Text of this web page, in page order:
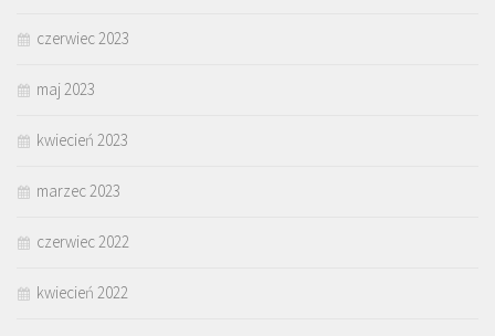
czerwiec 2023
maj 2023
kwiecień 2023
marzec 2023
czerwiec 2022
kwiecień 2022